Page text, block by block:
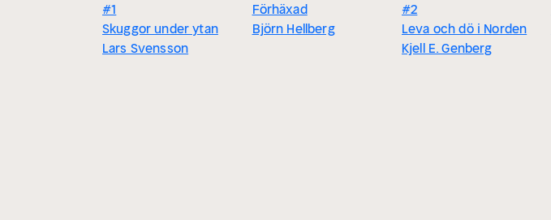
#1
Skuggor under ytan
Lars Svensson
Förhäxad
Björn Hellberg
#2
Leva och dö i Norden
Kjell E. Genberg